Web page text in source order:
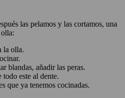
las pelamos y las cortamos, una
la olla.
blandas, añadir las peras.
este al dente.
que ya tenemos cocinadas.